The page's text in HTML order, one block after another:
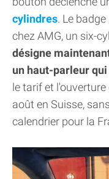
cylindres. Le
chez AMG, un six-
désigne
un haut-parleur
le tarif et
août en Suisse,
calendrier pour la